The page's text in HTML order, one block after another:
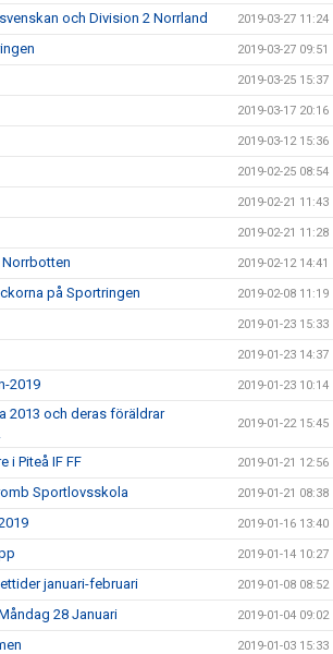
och Division 2 Norrland 2019-03-27 11:24
2019-03-27 09:51
2019-03-25 15:37
2019-03-17 20:16
2019-03-12 15:36
2019-02-25 08:54
2019-02-21 11:43
2019-02-21 11:28
2019-02-12 14:41
på Sportringen 2019-02-08 11:19
2019-01-23 15:33
2019-01-23 14:37
2019 2019-01-23 10:14
2013 och deras föräldrar
2019-01-22 15:45
i Piteå IF FF 2019-01-21 12:56
Sportlovsskola 2019-01-21 08:38
2019-01-16 13:40
2019-01-14 10:27
januari-februari 2019-01-08 08:52
28 Januari 2019-01-04 09:02
2019-01-03 15:33